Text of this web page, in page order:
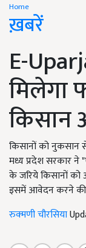
Home
ख़बरें
E-
मिलेगा
किसान
किसानों को नुकसान
मध्य प्रदेश सरकार ने
के जरिये किसानों
इसमें आवेदन करने की
रुक्मणी चौरसिया